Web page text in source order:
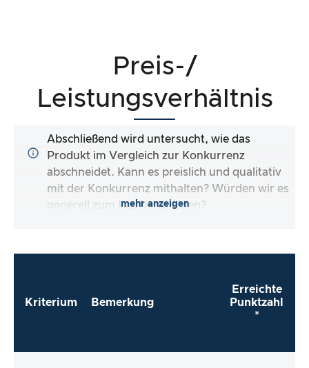
Preis-/
Leistungsverhältnis
Abschließend wird untersucht, wie das
Produkt im Vergleich zur Konkurrenz
abschneidet. Kann es preislich und qualitativ
mit der Konkurrenz mithalten? Würden wir es
generell zum Kauf empfehlen?
mehr anzeigen
Kriterium Bemerkung
Erreichte
Punktzahl
*